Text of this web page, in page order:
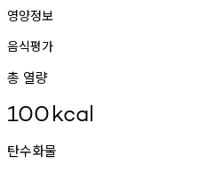
영양정보
음식평가
총 열량
100kcal
탄수화물